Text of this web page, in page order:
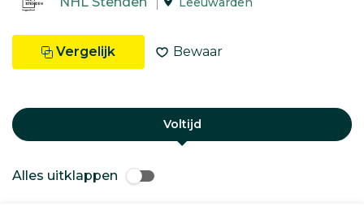
Vergelijk Bewaar
Voltijd
Alles uitklappen